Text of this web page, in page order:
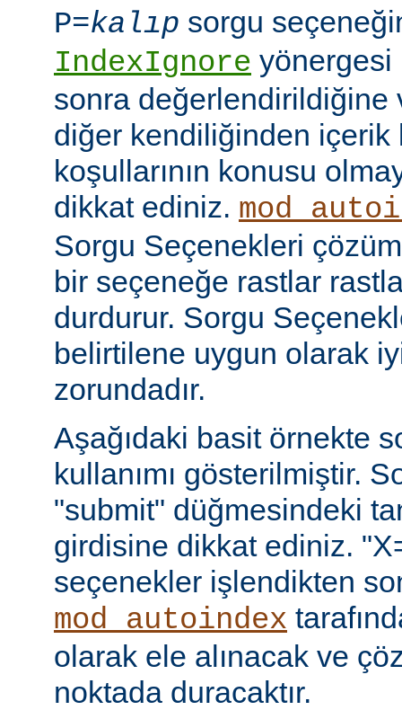
P=kalıp sorgu
IndexIgnore yönergesi
sonra değerlendirildiğine
diğer kendiliğinden içerik
koşullarının konusu
dikkat ediniz.
Sorgu Seçenekleri
bir seçeneğe rastlar
durdurur. Sorgu
belirtilene uygun olarak
zorundadır.
Aşağıdaki basit örnekte
kullanımı gösterilmiştir.
"submit" düğmesindeki
girdisine dikkat ediniz.
seçenekler işlendikten
mod_autoindex
olarak ele alınacak ve
noktada duracaktır.